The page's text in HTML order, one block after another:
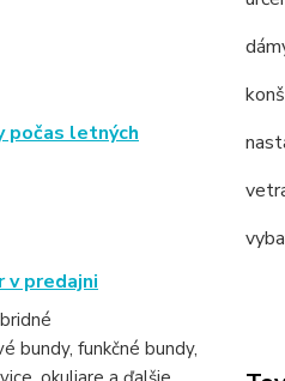
počas letných
v predajni
bundy, funkčné bundy,